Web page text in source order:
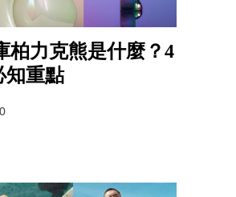
柏力克熊是什麼？4
知重點